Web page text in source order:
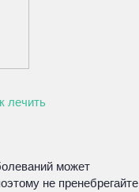
лечить
может
не пренебрегайте